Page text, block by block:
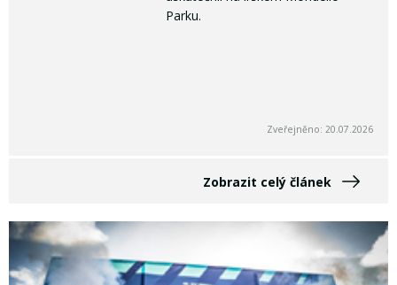
Parku.
Zveřejněno: 20.07.2026
Zobrazit celý článek